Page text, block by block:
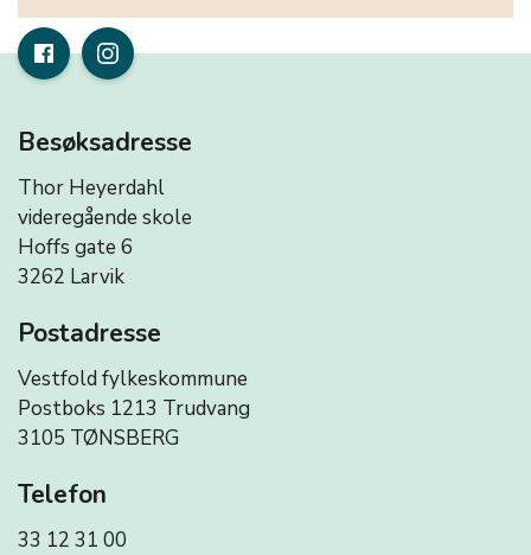
Besøksadresse
Thor Heyerdahl
videregående skole
Hoffs gate 6
3262 Larvik
Postadresse
Vestfold fylkeskommune
Postboks 1213 Trudvang
3105 TØNSBERG
Telefon
33 12 31 00